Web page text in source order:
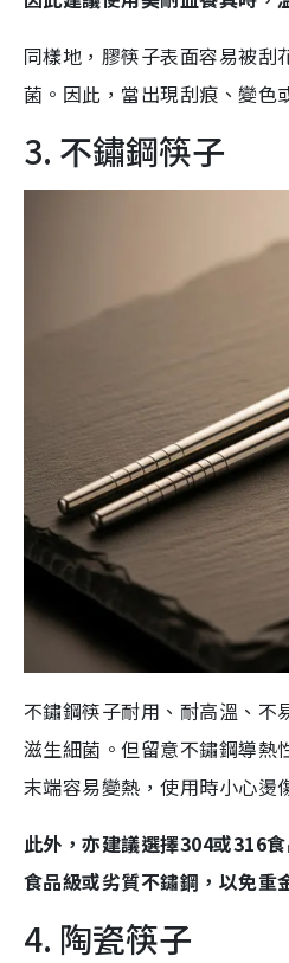
同樣地，膠筷子表面容易被刮
菌。因此，當出現刮痕、變色
3. 不鏽鋼筷子
不鏽鋼筷子耐用、耐高溫、不
滋生細菌。但留意不鏽鋼導熱
末端容易變熱，使用時小心燙
此外，亦建議選擇304或316
食品級或劣質不鏽鋼，以免重
4. 陶瓷筷子